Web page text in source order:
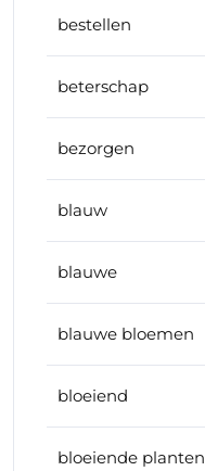
bestellen
beterschap
bezorgen
blauw
blauwe
blauwe bloemen
bloeiend
bloeiende planten